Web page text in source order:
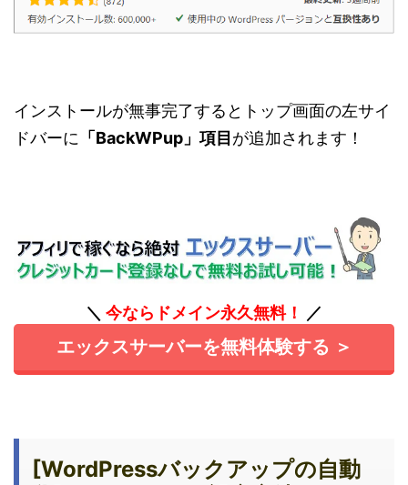
インストールが無事完了するとトップ画面の左サイ
ドバーに 「BackWPup」項目 が追加されます！
＼ 今ならドメイン永久無料！ ／
エックスサーバーを無料体験する ＞
[WordPressバックアップの自動